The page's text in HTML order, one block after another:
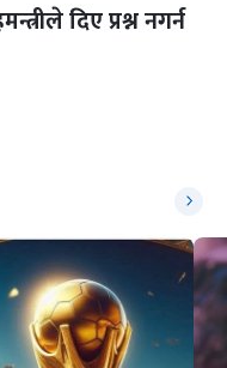
दिए प्रश्न नगर्न